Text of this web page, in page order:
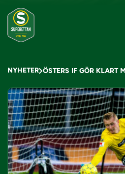
NYHETER ÖSTERS IF GÖR KLART